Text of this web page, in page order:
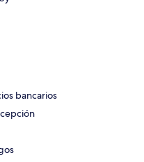
bancarios